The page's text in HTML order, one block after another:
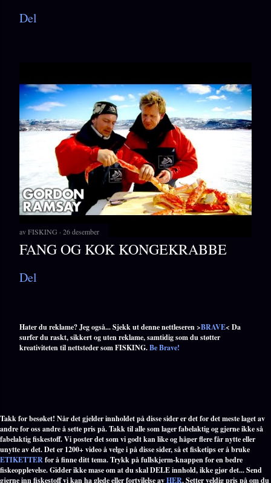
Del
avFISKING 26 desember
FANG OG KOK KONGEKRABBE
Del
Hater du reklame? Jeg også... Sjekk ut denne nettleseren >BRAVE< Da
surfer du raskt, sikkert og uten reklame, samtidig som du støtter
kreativiteten til nettsteder som FISKING.Be Brave!
Takk for besøket! Når det gjelder innholdet på disse sider er det for det meste laget av
andre for oss andre å sette pris på. Takk til alle som lager fabelaktig og gjerne ikke så
fabelaktig fiskestoff. Vi poster det som vi godt kan like og håper flere får nytte eller
unytte av det. Det er 1200+ video å velge i på disse sider, så et fisketips er å bruke
ETIKETTERfor å finne ditt tema. Trykk på fullskjerm-knappen for en bedre
fiskeopplevelse. Gidder ikke mase om at du skal DELE innhold, ikke gjør det... Send
gjerne inn fiskestoff vi kan ha glede eller fortvilelse avHER. Setter veldig pris på om du